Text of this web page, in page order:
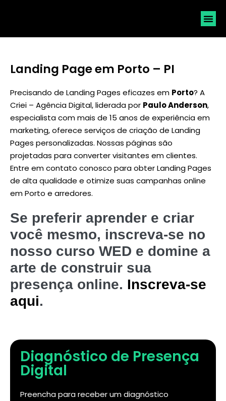
Landing Page em Porto – PI
Precisando de Landing Pages eficazes em Porto? A
Criei – Agência Digital, liderada por Paulo Anderson,
especialista com mais de 15 anos de experiência em
marketing, oferece serviços de criação de Landing
Pages personalizadas. Nossas páginas são
projetadas para converter visitantes em clientes.
Entre em contato conosco para obter Landing Pages
de alta qualidade e otimize suas campanhas online
em Porto e arredores.
Se preferir aprender e criar
você mesmo, inscreva-se no
nosso curso WED e domine a
arte de construir sua
presença online. Inscreva-se
aqui.
Diagnóstico de Presença
Digital
Preencha para receber um diagnóstico